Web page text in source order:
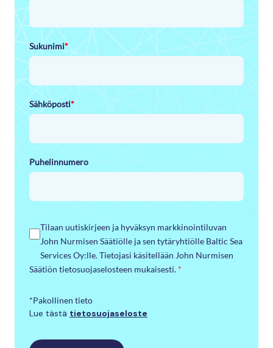
Sukunimi*
Sähköposti*
Puhelinnumero
Tilaan uutiskirjeen ja hyväksyn markkinointiluvan
John Nurmisen Säätiölle ja sen tytäryhtiölle Baltic Sea
Services Oy:lle. Tietojasi käsitellään John Nurmisen
Säätiön tietosuojaselosteen mukaisesti. *
*Pakollinen tieto
Lue tästä tietosuojaseloste